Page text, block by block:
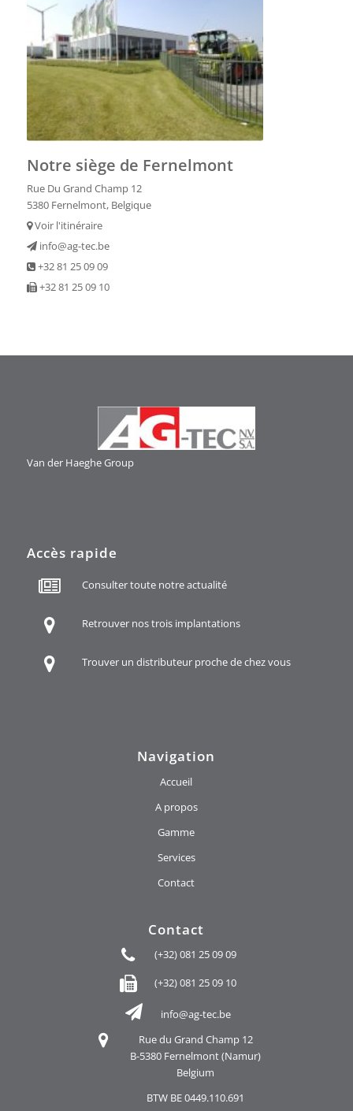
Notre siège de Fernelmont
Rue Du Grand Champ 12
5380 Fernelmont, Belgique
Voir l'itinéraire
info@ag-tec.be
+32 81 25 09 09
+32 81 25 09 10
Van der HaegheGroup
Accès rapide
Consulter toute notre actualité
Retrouver nos trois implantations
Trouver un distributeur proche de chez vous
Navigation
Accueil
A propos
Gamme
Services
Contact
Contact
(+32) 081 25 09 09
(+32) 081 25 09 10
info@ag-tec.be
Rue du Grand Champ 12
B-5380 Fernelmont (Namur)
Belgium
BTW BE 0449.110.691